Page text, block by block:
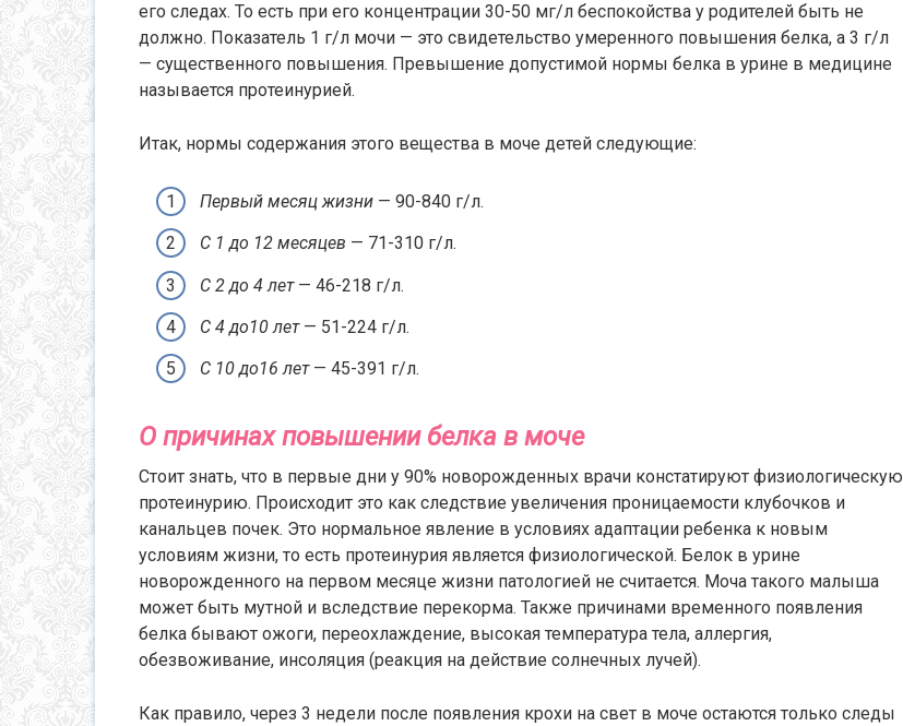
его следах. То есть при его концентрации 30-50 мг/л беспокойства у родителей быть не
должно. Показатель 1 г/л мочи — это свидетельство умеренного повышения белка, а 3 г/л
— существенного повышения. Превышение допустимой нормы белка в урине в медицине
называется протеинурией.
Итак, нормы содержания этого вещества в моче детей следующие:
Первый месяц жизни — 90-840 г/л.
С 1 до 12 месяцев — 71-310 г/л.
С 2 до 4 лет— 46-218 г/л.
С 4 до10 лет— 51-224 г/л.
С 10 до16 лет— 45-391 г/л.
О причинах повышении белка в моче
Стоит знать, что в первые дни у 90% новорожденных врачи констатируют физиологическую
протеинурию. Происходит это как следствие увеличения проницаемости клубочков и
канальцев почек. Это нормальное явление в условиях адаптации ребенка к новым
условиям жизни, то есть протеинурия является физиологической. Белок в урине
новорожденного на первом месяце жизни патологией не считается. Моча такого малыша
может быть мутной и вследствие перекорма. Также причинами временного появления
белка бывают ожоги, переохлаждение, высокая температура тела, аллергия,
обезвоживание, инсоляция (реакция на действие солнечных лучей).
Как правило, через 3 недели после появления крохи на свет в моче остаются только следы